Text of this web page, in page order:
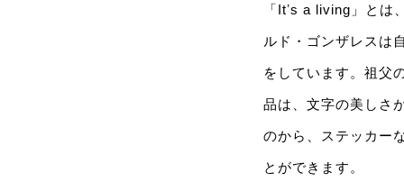
「Itʼs a living」とは
ルド・ゴンザレスは
をしています。祖父
品は、文字の美しさ
のから、ステッカー
とができます。